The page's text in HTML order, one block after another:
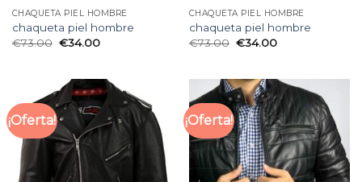
CHAQUETA PIEL HOMBRE
chaqueta piel hombre
€73.00 €34.00
CHAQUETA PIEL HOMBRE
chaqueta piel hombre
€73.00 €34.00
¡Oferta! ¡Oferta!